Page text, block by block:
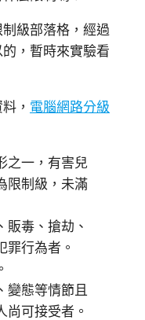
級部落格，經過
，暫時來實驗看
， 電腦網路分級
之一，有害兒
限制級，未滿
販毒、搶劫、
罪行為者。
變態等情節且
尚可接受者。